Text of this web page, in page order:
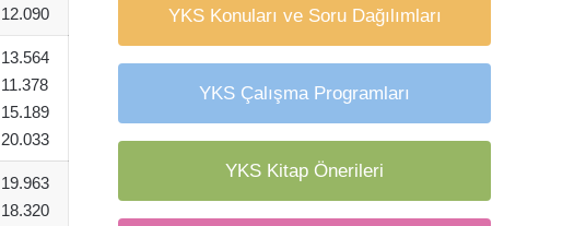
12.090
13.564
11.378
15.189
20.033
19.963
18.320
YKS Konuları ve Soru Dağılımları
YKS Çalışma Programları
YKS Kitap Önerileri